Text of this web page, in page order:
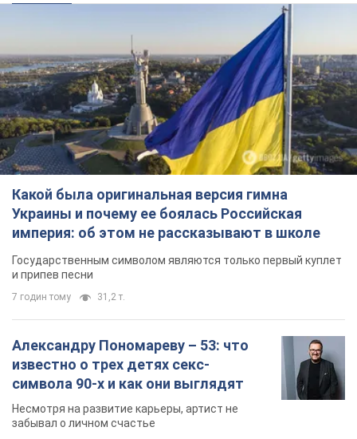
Какой была оригинальная версия гимна
Украины и почему ее боялась Российская
империя: об этом не рассказывают в школе
Государственным символом являются только первый куплет
и припев песни
7 годин тому 31,2 т.
Александру Пономареву – 53: что
известно о трех детях секс-
символа 90-х и как они выглядят
Несмотря на развитие карьеры, артист не
забывал о личном счастье